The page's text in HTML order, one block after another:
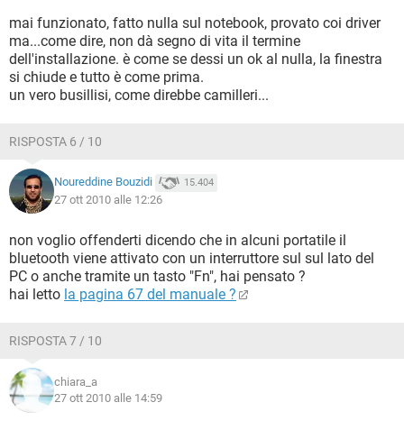
mai funzionato, fatto nulla sul notebook, provato coi driver
ma...come dire, non dà segno di vita il termine
dell'installazione. è come se dessi un ok al nulla, la finestra
si chiude e tutto è come prima.
un vero busillisi, come direbbe camilleri...
RISPOSTA 6 / 10
Noureddine Bouzidi 15.404
27 ott 2010 alle 12:26
non voglio offenderti dicendo che in alcuni portatile il
bluetooth viene attivato con un interruttore sul sul lato del
PC o anche tramite un tasto "Fn", hai pensato ?
hai letto la pagina 67 del manuale ?
RISPOSTA 7 / 10
chiara_a
27 ott 2010 alle 14:59